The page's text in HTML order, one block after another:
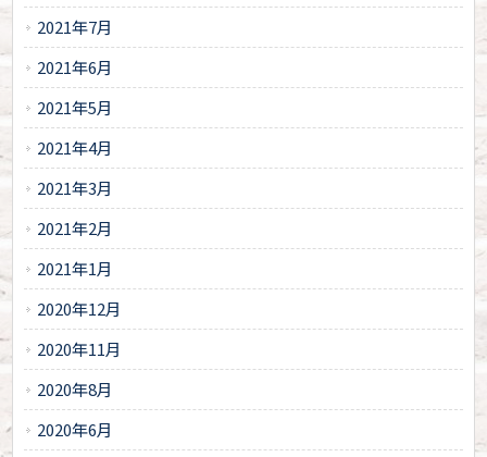
2021年7月
2021年6月
2021年5月
2021年4月
2021年3月
2021年2月
2021年1月
2020年12月
2020年11月
2020年8月
2020年6月